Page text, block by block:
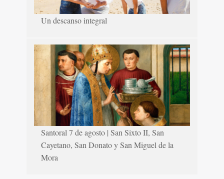
Un descanso integral
Santoral 7 de agosto | San Sixto II, San
Cayetano, San Donato y San Miguel de la
Mora